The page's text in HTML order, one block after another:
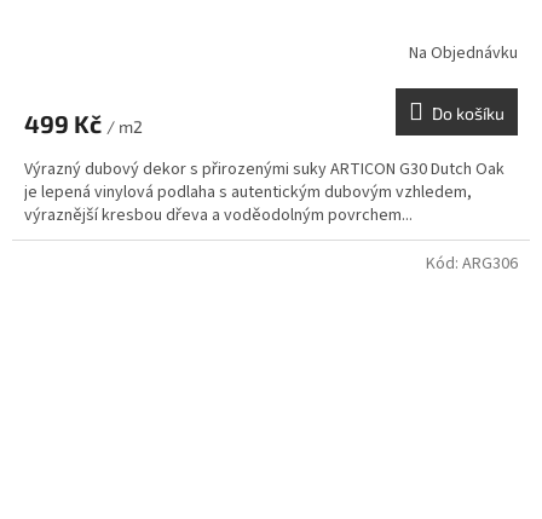
Na Objednávku
499 Kč / m2
Do košíku
Výrazný dubový dekor s přirozenými suky ARTICON G30 Dutch Oak
je lepená vinylová podlaha s autentickým dubovým vzhledem,
výraznější kresbou dřeva a voděodolným povrchem...
Kód: ARG306